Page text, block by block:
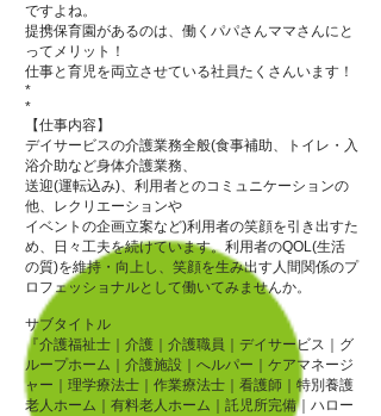
ですよね。
提携保育園があるのは、働くパパさんママさんにと
ってメリット！
仕事と育児を両立させている社員たくさんいます！
*
*
【仕事内容】
デイサービスの介護業務全般(食事補助、トイレ・入
浴介助など身体介護業務、
送迎(運転込み)、利用者とのコミュニケーションの
他、レクリエーションや
イベントの企画立案など)利用者の笑顔を引き出すた
め、日々工夫を続けています。 利用者のQOL(生活
の質)を維持・向上し、笑顔を生み出す人間関係のプ
ロフェッショナルとして働いてみませんか。
サブタイトル
『介護福祉士｜介護｜介護職員｜デイサービス｜グ
ループホーム｜介護施設｜へルパー｜ケアマネージ
ャー｜理学療法士｜作業療法士｜看護師｜特別養護
老人ホーム｜有料老人ホーム｜託児所完備｜ハロー